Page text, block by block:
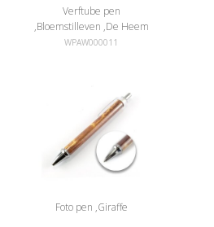
Verftube pen
,Bloemstilleven ,De Heem
WPAW000011
Foto pen ,Giraffe